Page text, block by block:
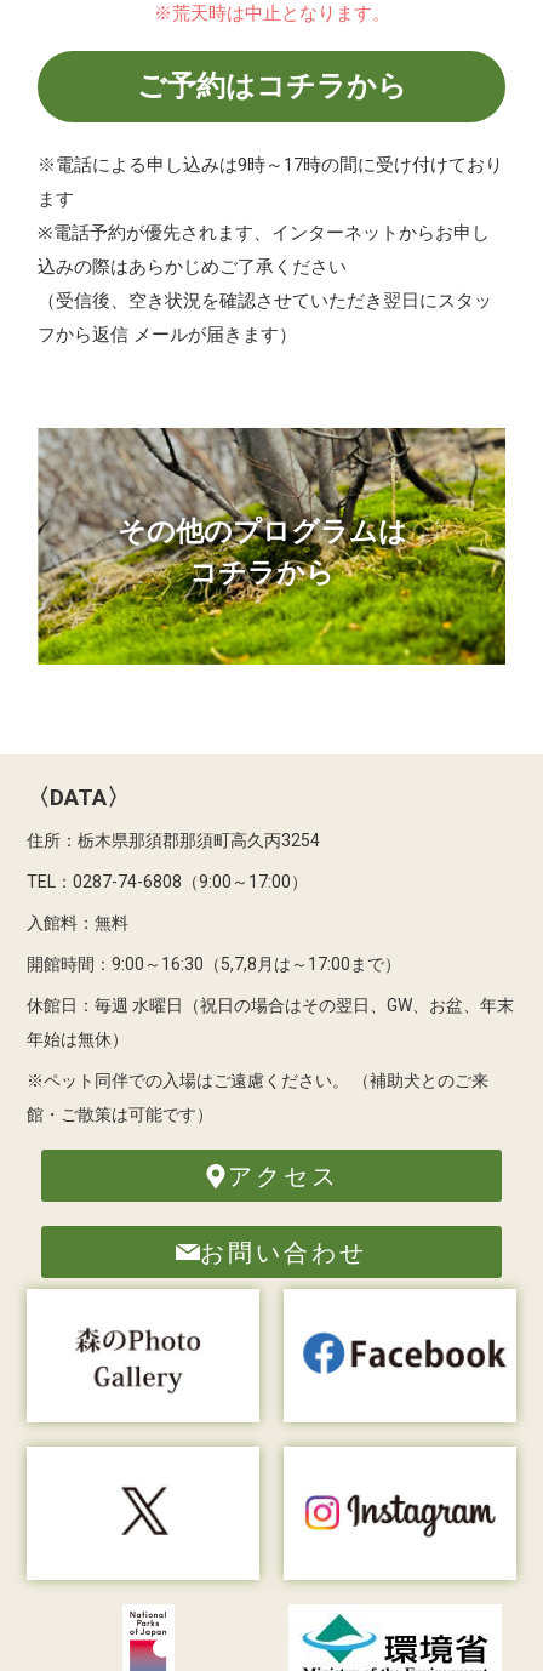
※荒天時は中止となります。
ご予約はコチラから
※電話による申し込みは9時～17時の間に受け付けており
ます
※電話予約が優先されます、インターネットからお申し
込みの際はあらかじめご了承ください
（受信後、空き状況を確認させていただき翌日にスタッ
フから返信 メールが届きます）
その他のプログラムは
コチラから
〈DATA〉
住所：栃木県那須郡那須町高久丙3254
TEL：0287-74-6808（9:00～17:00）
入館料：無料
開館時間：9:00～16:30（5,7,8月は～17:00まで）
休館日：毎週 水曜日（祝日の場合はその翌日、GW、お盆、年末
年始は無休）
※ペット同伴での入場はご遠慮ください。
（補助犬とのご来
館・ご散策は可能です）
アクセス
お問い合わせ